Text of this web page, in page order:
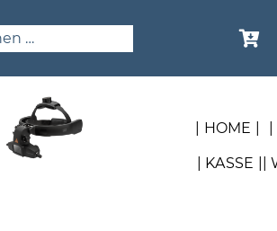
| HOME |
| KASSE | |